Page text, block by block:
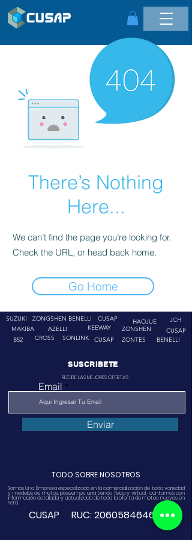
There’s Nothing
Here...
We can’t find the page you’re looking for.
Check the URL, or head back home.
Go Home
SUZUKI
ZONGSHEN
MAKIBA
AZELLI
BENELLI
CUSAP
KEEWAY
B52
CROSS SONLINK CUSAP
HAOJUE
JCH
ZONSHEN
ZONTES
CUSAP
BENELLI
SUSCRIBETE
RECIBE LAS MEJORES OFERTAS
Email
Enviar
TODO SOBRE NOSOTROS
Somos Una Empresa especializado en la comercialización de toda variedad
y modelos de motos, poseemos una tienda física y virtual. contamos con
información detallada y actualizada de toda la oferta de motos nuevas en
Perú.
CUSAP RUC:20605846468